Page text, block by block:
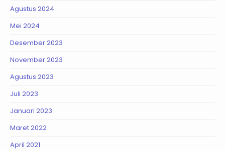
Agustus 2024
Mei 2024
Desember 2023
November 2023
Agustus 2023
Juli 2023
Januari 2023
Maret 2022
April 2021